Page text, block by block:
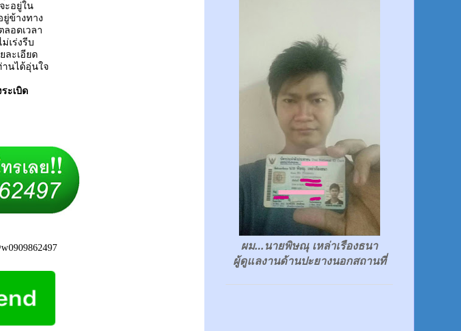
ะอยู่ใน
ข้างทาง
ลอดเวลา
เร่งรีบ
ละเอียด
นได้อุ่นใจ
ะเบิด
ผม...นายพิษณุ เหล่าเรืองธนา
ผู้ดูแลงานด้านปะยางนอกสถานที่